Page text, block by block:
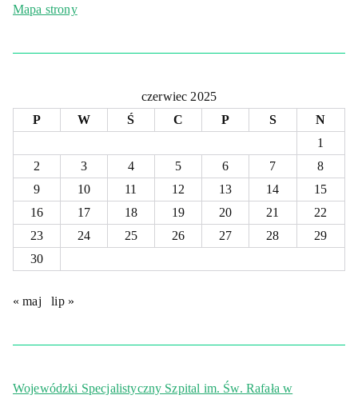
Mapa strony
czerwiec 2025
P
W Ś C P S
N
1
2
3 4 5 6 7
8
9
10 11 12 13 14
15
16
17 18 19 20 21
22
23
24 25 26 27 28
29
30
« maj lip »
Wojewódzki Specjalistyczny Szpital im. Św. Rafała w